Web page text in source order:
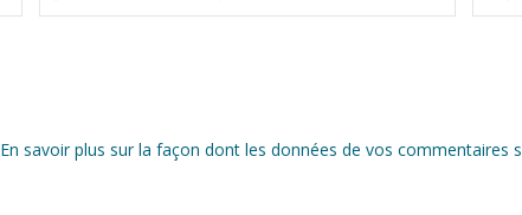
En savoir plus sur la façon dont les données de vos commentaires